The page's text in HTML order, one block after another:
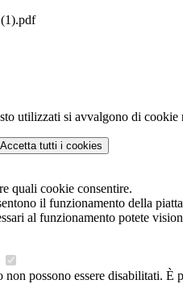
utilizzati si avvalgono di
Accetta tutti i cookies
quali cookie consentire.
il funzionamento della
al funzionamento potete
possono essere disabilitati.